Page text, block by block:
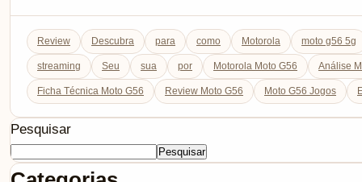
Review Descubra para como Motorola moto g56 5g
streaming Seu sua por Motorola Moto G56 Análise
Ficha Técnica Moto G56 Review Moto G56 Moto G56 Jogos
Pesquisar
Pesquisar